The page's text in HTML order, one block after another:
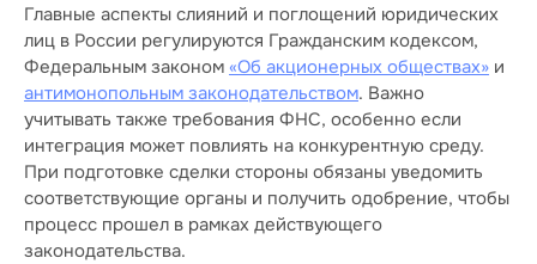
Главные аспекты слияний и поглощений юридических
лиц в России регулируются Гражданским кодексом,
Федеральным законом «Об акционерных обществах» и
антимонопольным законодательством. Важно
учитывать также требования ФНС, особенно если
интеграция может повлиять на конкурентную среду.
При подготовке сделки стороны обязаны уведомить
соответствующие органы и получить одобрение, чтобы
процесс прошел в рамках действующего
законодательства.